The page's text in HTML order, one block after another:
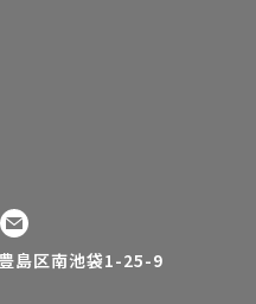
島区南池袋1-25-9